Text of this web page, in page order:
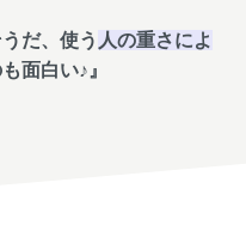
だ、使う 人の重さによ
面白い♪』